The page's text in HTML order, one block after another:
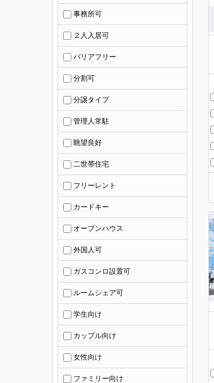
事務所可
２人入居可
バリアフリー
分割可
分譲タイプ
管理人常駐
眺望良好
二世帯住宅
フリーレント
カードキー
オープンハウス
外国人可
ガスコンロ設置可
ルームシェア可
学生向け
カップル向け
女性向け
ファミリー向け